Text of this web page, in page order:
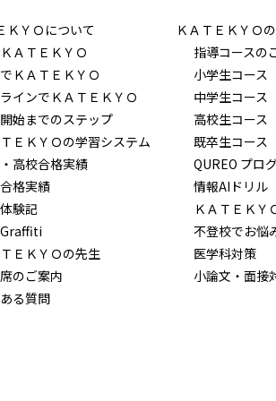
ＫＹＯについて
ＡＴＥＫＹＯ
ＫＡＴＥＫＹＯ
インでＫＡＴＥＫＹＯ
始までのステップ
ＥＫＹＯの学習システム
高校合格実績
格実績
験記
ＥＫＹＯの先生
のご案内
る質問
ＫＡＴＥＫＹＯ
指導コースの
小学生コース
中学生コース
高校生コース
既卒生コース
QUREO プロ
情報AIドリル
ＫＡＴＥＫＹ
不登校でお悩
医学科対策
小論文・面接